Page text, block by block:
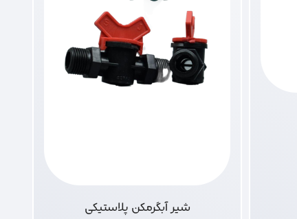
شیر آبگرمکن پلاستیکی